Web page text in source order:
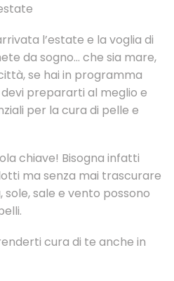
l’estate e la voglia di
da sogno… che sia mare,
se hai in programma
prepararti al meglio e
per la cura di pelle e
chiave! Bisogna infatti
ma senza mai trascurare
sale e vento possono
cura di te anche in